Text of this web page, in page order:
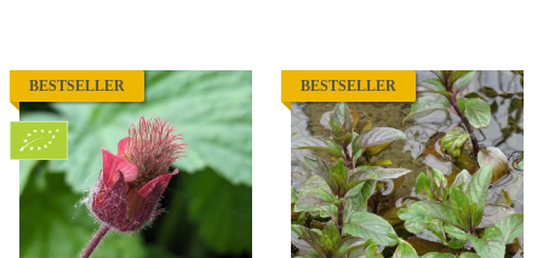
BESTSELLER BESTSELLER